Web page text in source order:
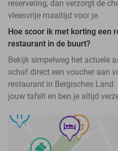
reservering, dan verzorgt de
vleesvrije maaltijd voor je.
Hoe scoor ik met korting een
restaurant in de buurt?
Bekijk simpelweg het actuele
schaf direct een voucher aan
restaurant in Bergisches Land.
jouw tafelt en ben je altijd